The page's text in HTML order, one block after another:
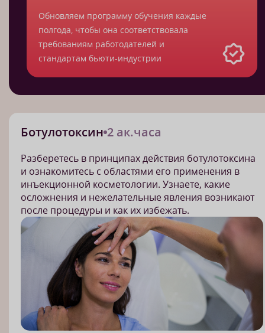
Обновляем программу обучения каждые
полгода, чтобы она соответствовала
требованиям работодателей и
стандартам бьюти-индустрии
Ботулотоксин 2 ак.часа
Разберетесь в принципах действия ботулотоксина
и ознакомитесь с областями его применения в
инъекционной косметологии. Узнаете, какие
осложнения и нежелательные явления возникают
после процедуры и как их избежать.